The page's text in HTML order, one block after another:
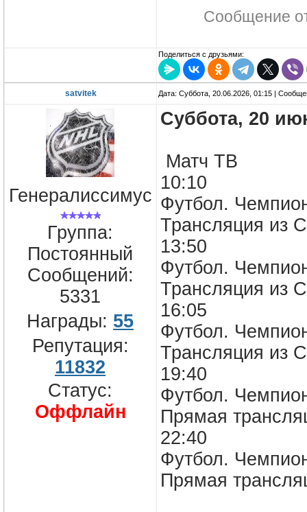
Сообщение
Поделиться с друзьями:
satvitek Дата: Суббота, 20.06.2026, 01:15 |
Генералиссимус
Группа:
Постоянный
Сообщений:
5331
Награды: 55
Репутация:
11832
Статус:
Оффлайн
Суббота, 20
Матч ТВ
10:10
Футбол.
Трансляция из
13:50
Футбол.
Трансляция из
16:05
Футбол.
Трансляция из
19:40
Футбол.
Прямая
22:40
Футбол.
Прямая